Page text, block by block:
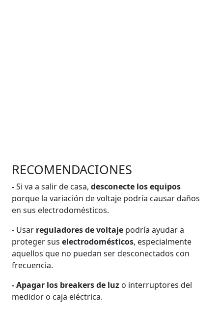
RECOMENDACIONES
-Si va a salir de casa,desconecte los equipos
porque la variación de voltaje podría causar daños
en sus electrodomésticos.
- Usar reguladores de voltaje podría ayudar a
proteger suselectrodomésticos, especialmente
aquellos que no puedan ser desconectados con
frecuencia.
- Apagar los breakers de luz o interruptores del
medidor o caja eléctrica.